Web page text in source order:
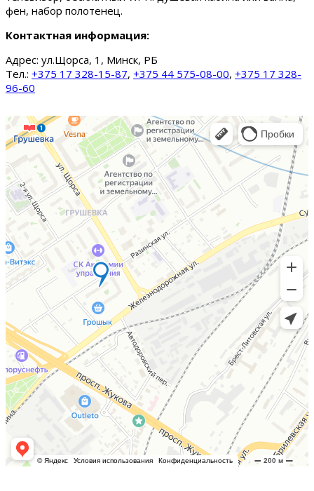
фен, набор полотенец.
Контактная информация:
Адрес: ул.Щорса, 1, Минск, РБ
Тел.: +375 17 328-15-87, +375 44 575-08-00, +375 17 328-
96-60